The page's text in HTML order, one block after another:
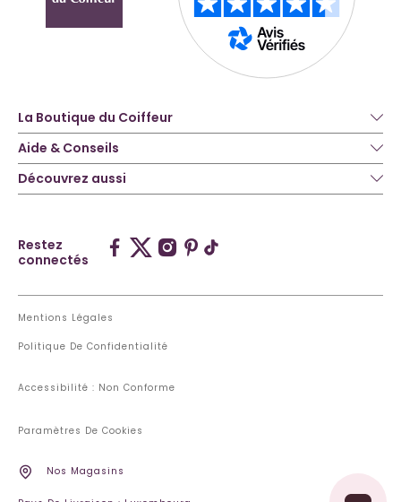
La Boutique du Coiffeur
Aide & Conseils
Découvrez aussi
Restez
connectés
Mentions Légales
Politique De Confidentialité
Accessibilité : Non Conforme
Paramètres De Cookies
Nos Magasins